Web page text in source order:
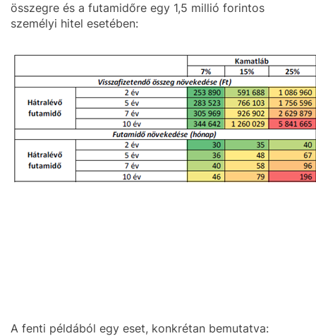
összegre és a futamidőre egy 1,5 millió forintos
személyi hitel esetében:
A fenti példából egy eset, konkrétan bemutatva: